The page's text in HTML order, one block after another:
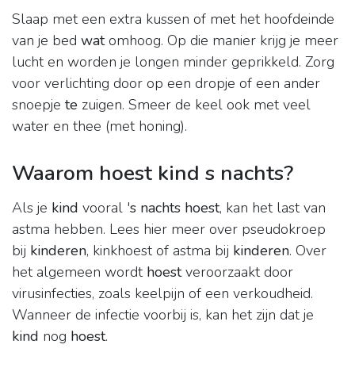
Slaap met een extra kussen of met het hoofdeinde
van je bed watomhoog. Op die manier krijg je meer
lucht en worden je longen minder geprikkeld. Zorg
voor verlichting door op een dropje of een ander
snoepje te zuigen. Smeer de keel ook met veel
water en thee (met honing).
Waarom hoest kind s nachts?
Als je kind vooral 's nachts hoest, kan het last van
astma hebben. Lees hier meer over pseudokroep
bij kinderen, kinkhoest of astma bij kinderen. Over
het algemeen wordt hoestveroorzaakt door
virusinfecties, zoals keelpijn of een verkoudheid.
Wanneer de infectie voorbij is, kan het zijn dat je
kind nog hoest.